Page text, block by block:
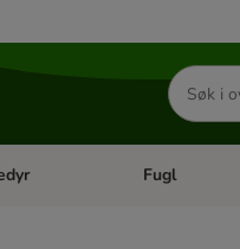
Søk
etter
produkter
Katt Åpne
Fugl